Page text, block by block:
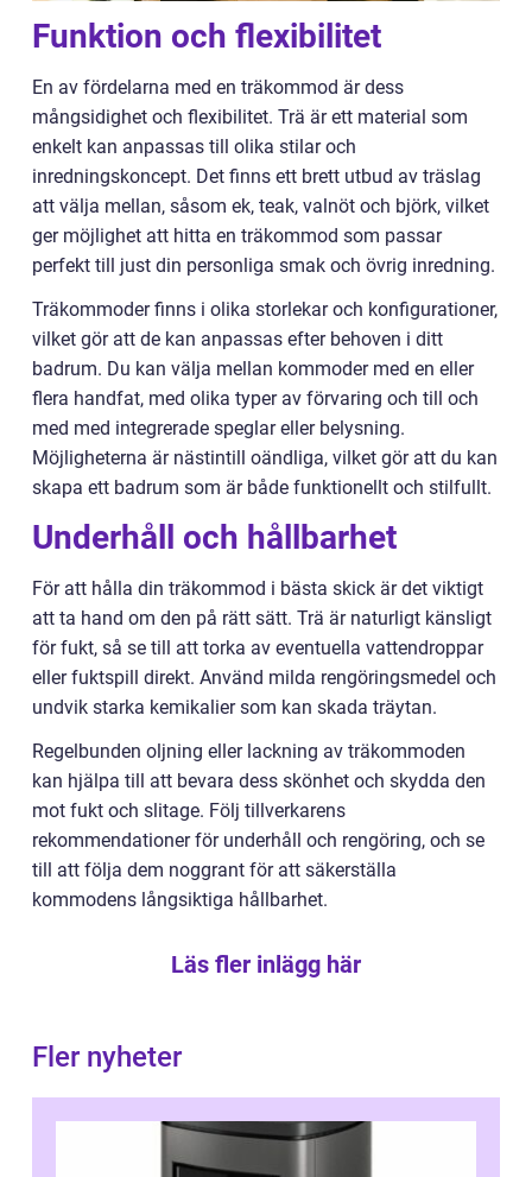
Funktion och flexibilitet
En av fördelarna med en träkommod är dess
mångsidighet och flexibilitet. Trä är ett material som
enkelt kan anpassas till olika stilar och
inredningskoncept. Det finns ett brett utbud av träslag
att välja mellan, såsom ek, teak, valnöt och björk, vilket
ger möjlighet att hitta en träkommod som passar
perfekt till just din personliga smak och övrig inredning.
Träkommoder finns i olika storlekar och konfigurationer,
vilket gör att de kan anpassas efter behoven i ditt
badrum. Du kan välja mellan kommoder med en eller
flera handfat, med olika typer av förvaring och till och
med med integrerade speglar eller belysning.
Möjligheterna är nästintill oändliga, vilket gör att du kan
skapa ett badrum som är både funktionellt och stilfullt.
Underhåll och hållbarhet
För att hålla din träkommod i bästa skick är det viktigt
att ta hand om den på rätt sätt. Trä är naturligt känsligt
för fukt, så se till att torka av eventuella vattendroppar
eller fuktspill direkt. Använd milda rengöringsmedel och
undvik starka kemikalier som kan skada träytan.
Regelbunden oljning eller lackning av träkommoden
kan hjälpa till att bevara dess skönhet och skydda den
mot fukt och slitage. Följ tillverkarens
rekommendationer för underhåll och rengöring, och se
till att följa dem noggrant för att säkerställa
kommodens långsiktiga hållbarhet.
Läs fler inlägg här
Fler nyheter